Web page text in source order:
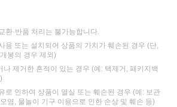
환·반품 처리는 불가능합니다.
용 또는 설치되어 상품의 가치가 훼손된 경우 (단,
봉의 경우 제외)
나 제거한 흔적이 있는 경우 (예: 택제거, 패키지백
로 인하여 상품이 멸실 또는 훼손된 경우 (예: 보관
염, 물놀이 기구 이용으로 인한 손상 및 훼손 등)